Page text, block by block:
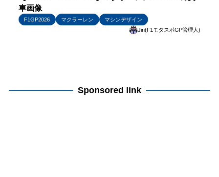
車画像
F1GP2026 マクラーレン
マシンデザイン
Jin(F1モタスポGP管理人)
Sponsored link